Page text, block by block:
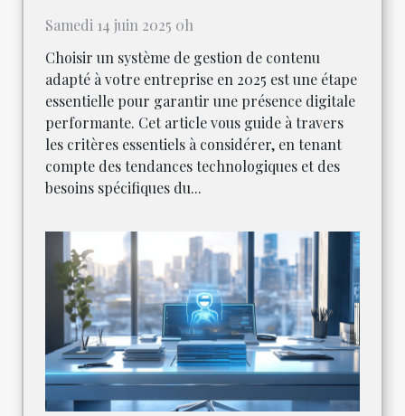
Samedi 14 juin 2025 0h
Choisir un système de gestion de contenu
adapté à votre entreprise en 2025 est une étape
essentielle pour garantir une présence digitale
performante. Cet article vous guide à travers
les critères essentiels à considérer, en tenant
compte des tendances technologiques et des
besoins spécifiques du...